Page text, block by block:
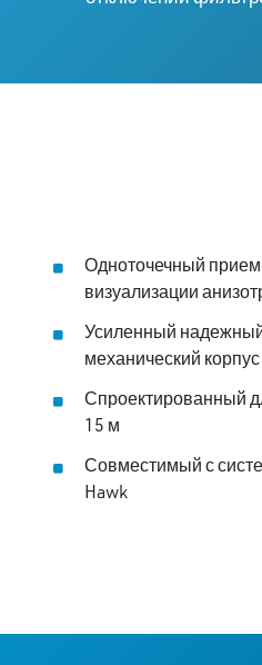
Одноточечный
визуализации
Усиленный
механический корпус
Спроектированный
15 м
Совместимый с
Hawk